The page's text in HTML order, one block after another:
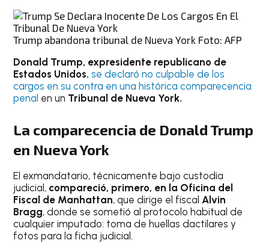
Trump abandona tribunal de Nueva York Foto: AFP
Donald Trump, expresidente republicano de
Estados Unidos,se declaró no culpable de los
cargos en su contra en una histórica comparecencia
penal en un Tribunal de Nueva York.
La comparecencia de Donald Trump
en Nueva York
El exmandatario, técnicamente bajo custodia
judicial, compareció, primero, en la Oficina del
Fiscal de Manhattan, que dirige el fiscal Alvin
Bragg, donde se sometió al protocolo habitual de
cualquier imputado: toma de huellas dactilares y
fotos para la ficha judicial.